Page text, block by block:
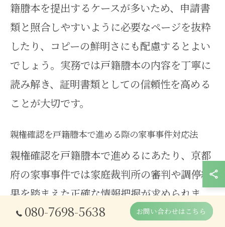
籍謄本を提出するケースが多いため、申請書
類と照合しやすいように必要なページを抜粋
したり、コピーの鮮明さにも配慮するとよい
でしょう。実務では戸籍謄本の内容を丁寧に
読み解き、証明書類としての信頼性を高める
ことが大切です。
親権確認を戸籍謄本で進める際の家事事件対応法
親権確認を戸籍謄本で進めるにあたり、京都
府の家事事件では家庭裁判所の審判や調停結
果を踏まえた正確な情報把握が求められま
す。戸籍謄本に親権者の記載がない場合は、
080-7698-5638 お問い合わせはこちら